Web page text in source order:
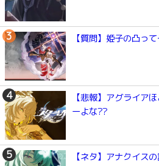
【質問】姫子の凸っ
【悲報】アグライア
ーよな??
【ネタ】アナクイス